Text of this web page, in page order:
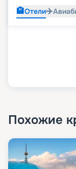
🏨Отели✈️
Похожие